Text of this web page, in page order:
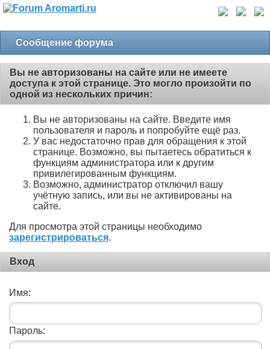
Сообщение форума
Вы не авторизованы на сайте или не имеете
доступа к этой странице. Это могло произойти по
одной из нескольких причин:
Вы не авторизованы на сайте. Введите имя
пользователя и пароль и попробуйте ещё раз.
У вас недостаточно прав для обращения к этой
странице. Возможно, вы пытаетесь обратиться к
функциям администратора или к другим
привилегированным функциям.
Возможно, администратор отключил вашу
учётную запись, или вы не активированы на
сайте.
Для просмотра этой страницы необходимо
зарегистрироваться.
Вход
Имя:
Пароль: